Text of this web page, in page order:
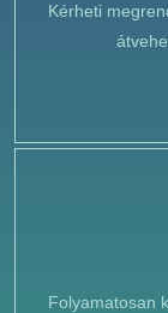
Kérheti
Folyamatosan